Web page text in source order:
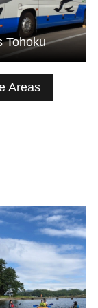
Areas
Tohoku
ฐาน